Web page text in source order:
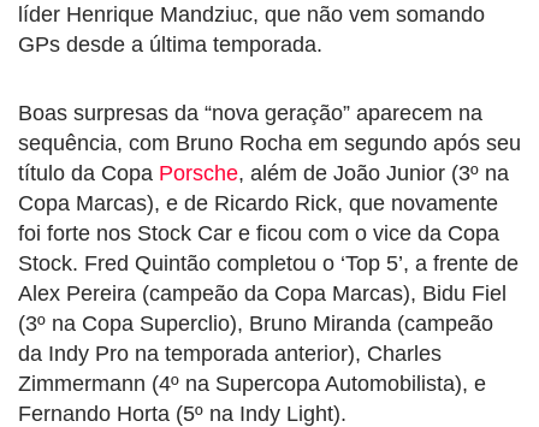
líder Henrique Mandziuc, que não vem somando
GPs desde a última temporada.
Boas surpresas da “nova geração” aparecem na
sequência, com Bruno Rocha em segundo após seu
título da Copa Porsche, além de João Junior (3º na
Copa Marcas), e de Ricardo Rick, que novamente
foi forte nos Stock Car e ficou com o vice da Copa
Stock. Fred Quintão completou o ‘Top 5’, a frente de
Alex Pereira (campeão da Copa Marcas), Bidu Fiel
(3º na Copa Superclio), Bruno Miranda (campeão
da Indy Pro na temporada anterior), Charles
Zimmermann (4º na Supercopa Automobilista), e
Fernando Horta (5º na Indy Light).